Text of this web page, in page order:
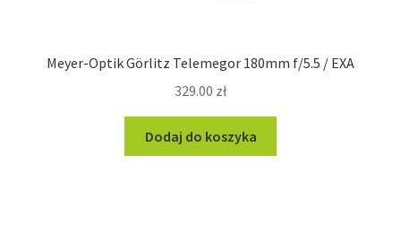
Meyer-Optik Görlitz Telemegor 180mm f/5.5 / EXA
329.00 zł
Dodaj do koszyka